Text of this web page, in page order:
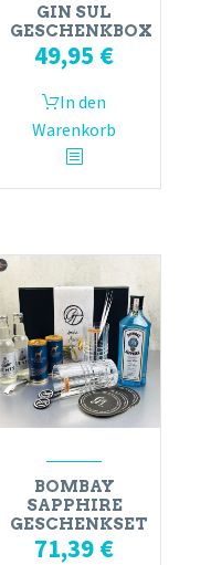
GIN SUL
GESCHENKBOX
49,95 €
In den
Warenkorb
BOMBAY
SAPPHIRE
GESCHENKSET
71,39 €